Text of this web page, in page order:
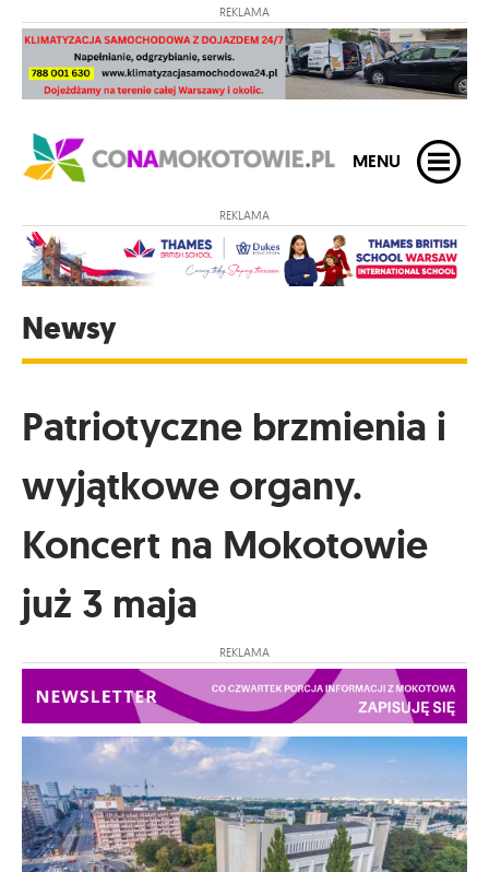
REKLAMA
MENU
REKLAMA
Newsy
Patriotyczne brzmienia i
wyjątkowe organy.
Koncert na Mokotowie
już 3 maja
REKLAMA